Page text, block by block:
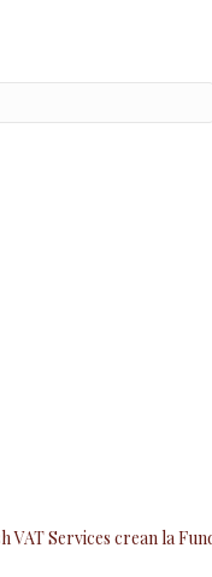
VAT Services crean la